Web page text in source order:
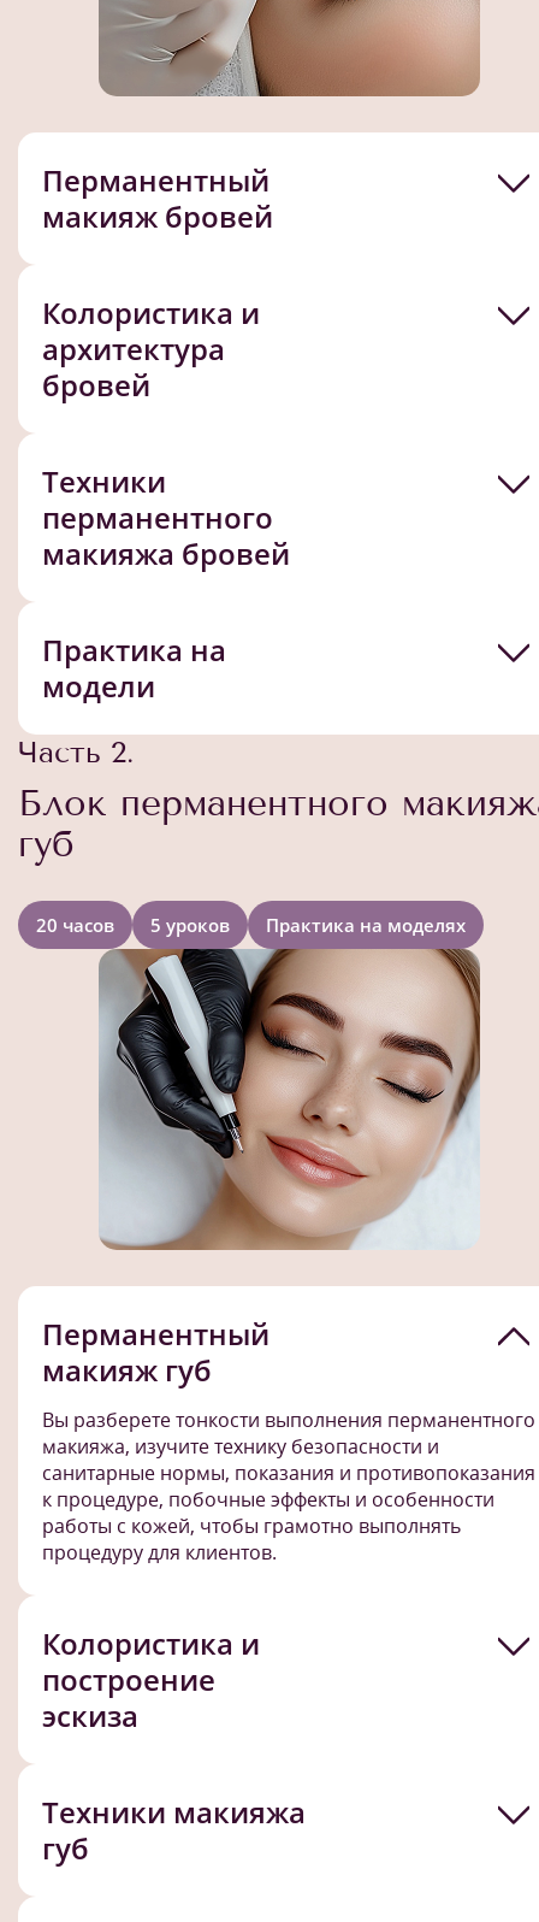
Перманентный
макияж бровей
Колористика и
архитектура
бровей
Техники
перманентного
макияжа бровей
Практика на
модели
Часть 2.
Блок перманентного
губ
20 часов 5 уроков Практика на моделях
Перманентный
макияж губ
Вы разберете тонкости выполнения перманентного
макияжа, изучите технику безопасности и
санитарные нормы, показания и противопоказания
к процедуре, побочные эффекты и особенности
работы с кожей, чтобы грамотно выполнять
процедуру для клиентов.
Колористика и
построение
эскиза
Техники макияжа
губ